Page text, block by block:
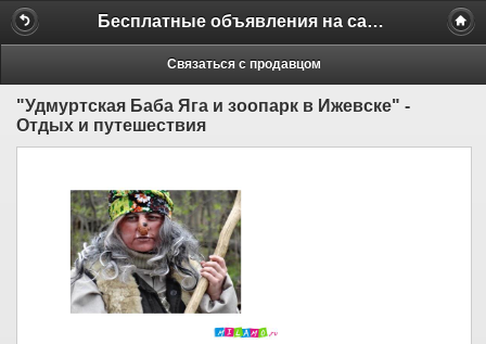
Бесплатные объявления на сайте MILAMO.ru
Связаться с продавцом
"Удмуртская Баба Яга и зоопарк в Ижевске" -
Отдых и путешествия